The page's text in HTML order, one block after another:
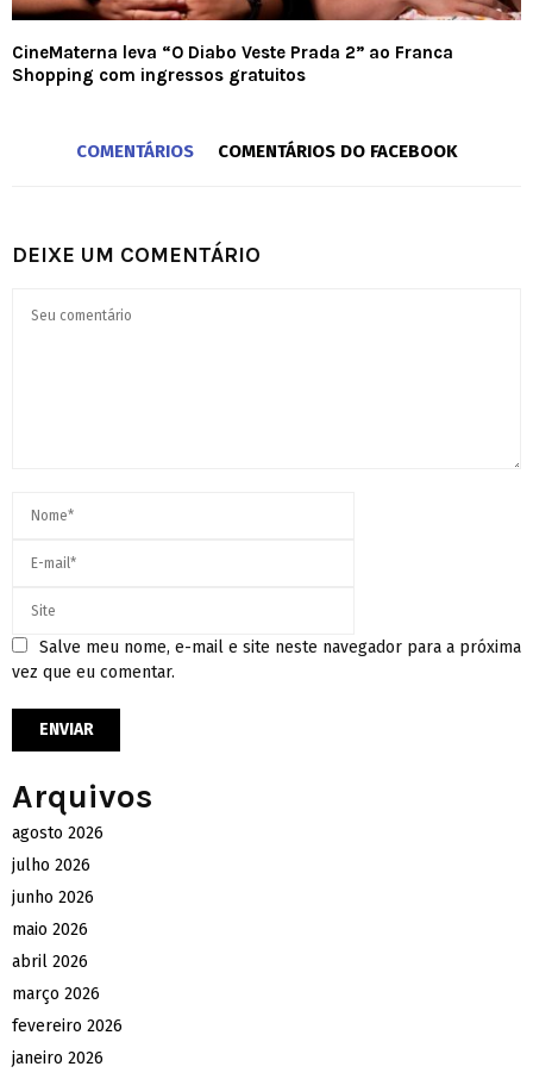
CineMaterna leva “O Diabo Veste Prada 2” ao Franca
Shopping com ingressos gratuitos
COMENTÁRIOS COMENTÁRIOS DO FACEBOOK
DEIXE UM COMENTÁRIO
Salve meu nome, e-mail e site neste navegador para a próxima
vez que eu comentar.
Arquivos
agosto 2026
julho 2026
junho 2026
maio 2026
abril 2026
março 2026
fevereiro 2026
janeiro 2026